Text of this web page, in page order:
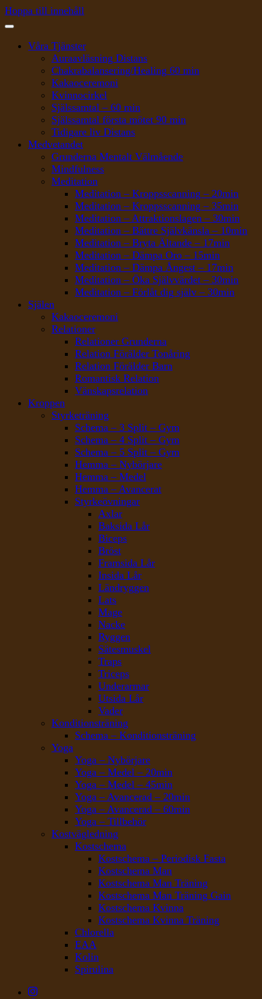
Hoppa till innehåll
Våra Tjänster
Auraavläsning Distans
Chakrabalansering/Healing 60 min
Kakaoceremoni
Kvinnocirkel
Själssamtal – 60 min
Själssamtal första mötet 90 min
Tidigare liv Distans
Medvetandet
Grunderna Mentalt Välmående
Mindfulness
Meditation
Meditation – Kroppsscanning – 20min
Meditation – Kroppsscanning – 35min
Meditation – Attraktionslagen – 30min
Meditation – Bättre Självkänsla – 10min
Meditation – Bryta Ältande – 17min
Meditation – Dämpa Oro – 15min
Meditation – Dämpa Ångest – 17min
Meditation – Öka Självvärdet – 30min
Meditation – Förlåt dig själv – 30min
Själen
Kakaoceremoni
Relationer
Relationer Grunderna
Relation Förälder Tonåring
Relation Förälder Barn
Romantisk Relation
Vänskapsrelation
Kroppen
Styrketräning
Schema – 3 Split – Gym
Schema – 4 Split – Gym
Schema – 5 Split – Gym
Hemma – Nybörjare
Hemma – Medel
Hemma – Avancerat
Styrkeövningar
Axlar
Baksida Lår
Biceps
Bröst
Framsida Lår
Insida Lår
Ländryggen
Lats
Mage
Nacke
Ryggen
Sätesmuskel
Traps
Triceps
Underarmar
Utsida Lår
Vader
Konditionsträning
Schema – Konditionsträning
Yoga
Yoga – Nybörjare
Yoga – Medel – 20min
Yoga – Medel – 45min
Yoga – Avancerad – 20min
Yoga – Avancerad – 60min
Yoga – Tillbehör
Kostvägledning
Kostschema
Kostschema – Periodisk Fasta
Kostschema Man
Kostschema Man Träning
Kostschema Man Träning Gain
Kostschema Kvinna
Kostschema Kvinna Träning
Chlorella
EAA
Kolin
Spirulina